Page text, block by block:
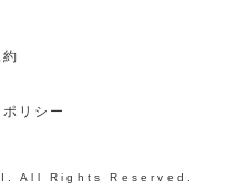
リシー
All Rights Reserved.